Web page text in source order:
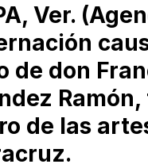
Ver.
de don
de las